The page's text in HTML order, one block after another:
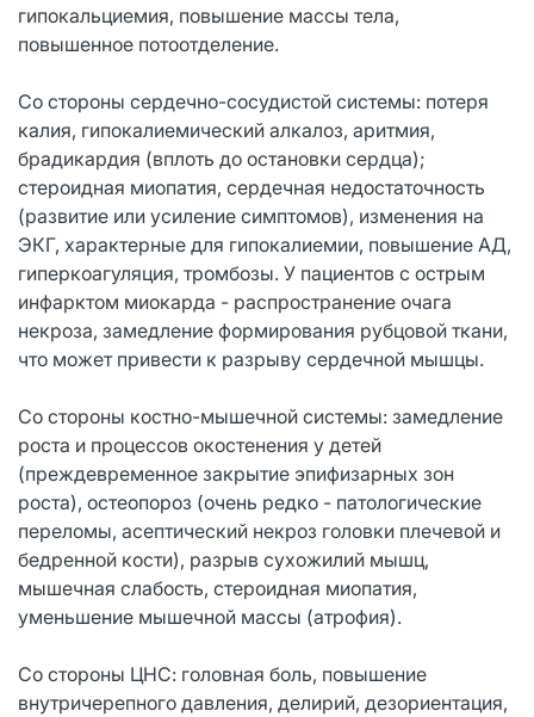
гипокальциемия, повышение массы тела,
повышенное потоотделение.
Со стороны сердечно-сосудистой системы: потеря
калия, гипокалиемический алкалоз, аритмия,
брадикардия (вплоть до остановки сердца);
стероидная миопатия, сердечная недостаточность
(развитие или усиление симптомов), изменения на
ЭКГ, характерные для гипокалиемии, повышение АД,
гиперкоагуляция, тромбозы. У пациентов с острым
инфарктом миокарда - распространение очага
некроза, замедление формирования рубцовой ткани,
что может привести к разрыву сердечной мышцы.
Со стороны костно-мышечной системы: замедление
роста и процессов окостенения у детей
(преждевременное закрытие эпифизарных зон
роста), остеопороз (очень редко - патологические
переломы, асептический некроз головки плечевой и
бедренной кости), разрыв сухожилий мышц,
мышечная слабость, стероидная миопатия,
уменьшение мышечной массы (атрофия).
Со стороны ЦНС: головная боль, повышение
внутричерепного давления, делирий, дезориентация,